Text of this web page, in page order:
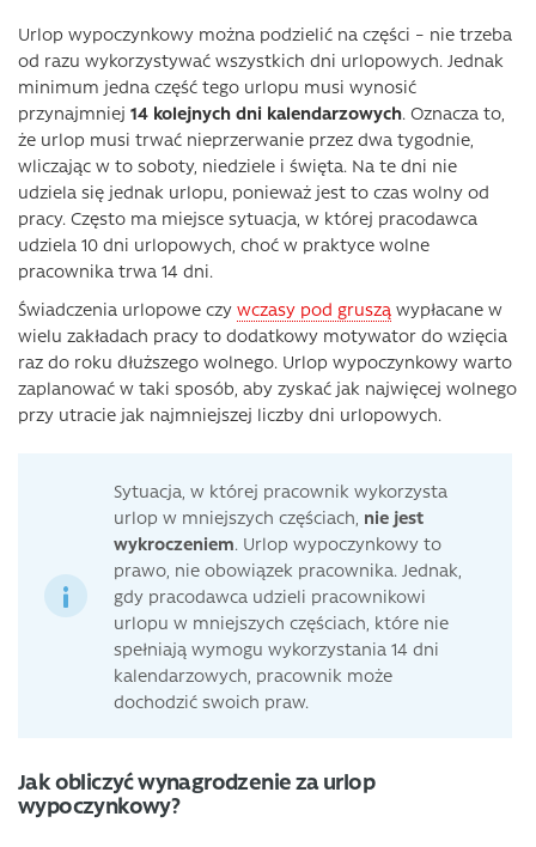
Urlop wypoczynkowy można podzielić na części – nie trzeba
od razu wykorzystywać wszystkich dni urlopowych. Jednak
minimum jedna część tego urlopu musi wynosić
przynajmniej 14 kolejnych dni kalendarzowych. Oznacza to,
że urlop musi trwać nieprzerwanie przez dwa tygodnie,
wliczając w to soboty, niedziele i święta. Na te dni nie
udziela się jednak urlopu, ponieważ jest to czas wolny od
pracy. Często ma miejsce sytuacja, w której pracodawca
udziela 10 dni urlopowych, choć w praktyce wolne
pracownika trwa 14 dni.
Świadczenia urlopowe czy wczasy pod gruszą wypłacane w
wielu zakładach pracy to dodatkowy motywator do wzięcia
raz do roku dłuższego wolnego. Urlop wypoczynkowy warto
zaplanować w taki sposób, aby zyskać jak najwięcej wolnego
przy utracie jak najmniejszej liczby dni urlopowych.
Sytuacja, w której pracownik wykorzysta
urlop w mniejszych częściach, nie jest
wykroczeniem. Urlop wypoczynkowy to
prawo, nie obowiązek pracownika. Jednak,
gdy pracodawca udzieli pracownikowi
urlopu w mniejszych częściach, które nie
spełniają wymogu wykorzystania 14 dni
kalendarzowych, pracownik może
dochodzić swoich praw.
Jak obliczyć wynagrodzenie za urlop
wypoczynkowy?